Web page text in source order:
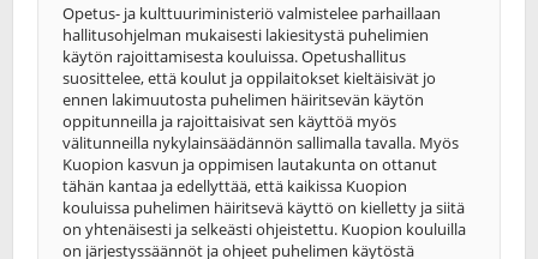
Opetus- ja kulttuuriministeriö valmistelee parhaillaan
hallitusohjelman mukaisesti lakiesitystä puhelimien
käytön rajoittamisesta kouluissa. Opetushallitus
suosittelee, että koulut ja oppilaitokset kieltäisivät jo
ennen lakimuutosta puhelimen häiritsevän käytön
oppitunneilla ja rajoittaisivat sen käyttöä myös
välitunneilla nykylainsäädännön sallimalla tavalla. Myös
Kuopion kasvun ja oppimisen lautakunta on ottanut
tähän kantaa ja edellyttää, että kaikissa Kuopion
kouluissa puhelimen häiritsevä käyttö on kielletty ja siitä
on yhtenäisesti ja selkeästi ohjeistettu. Kuopion kouluilla
on järjestyssäännöt ja ohjeet puhelimen käytöstä